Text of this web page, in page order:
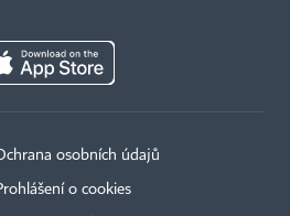
osobních údajů
o cookies